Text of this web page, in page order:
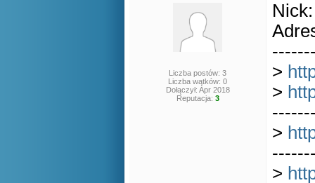
Liczba postów: 3
Liczba wątków: 0
Dołączył: Apr 2018
Reputacja: 3
>
>
>
>